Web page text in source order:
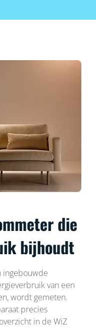
die
bijhoudt
ingebouwde
van een
wordt gemeten.
precies
in de WiZ